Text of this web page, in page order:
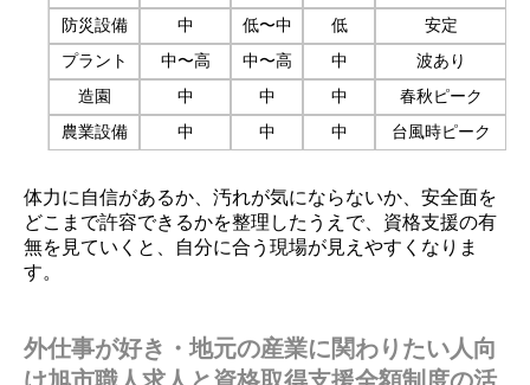
防災設備
中 低〜中 低
安定
プラント
中〜高 中〜高 中
波あり
造園
中 中 中
春秋ピーク
農業設備
中 中 中 台風時ピーク
体力に自信があるか、汚れが気にならないか、安全面を
どこまで許容できるかを整理したうえで、資格支援の有
無を見ていくと、自分に合う現場が見えやすくなりま
す。
外仕事が好き・地元の産業に関わりたい人向